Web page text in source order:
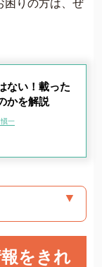
困りの方は、ぜ
ない！載った
かを解説
一
▼
をきれ